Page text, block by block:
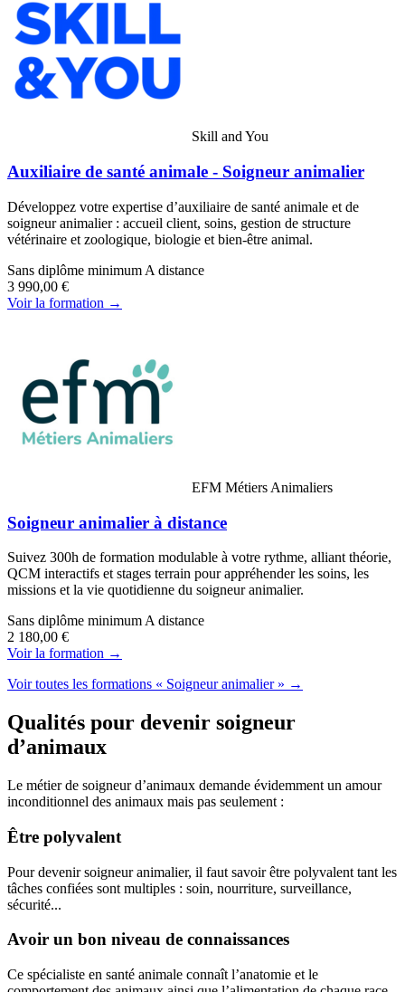
Skill and You
Auxiliaire de santé animale - Soigneur animalier
Développez votre expertise d’auxiliaire de santé animale et de
soigneur animalier : accueil client, soins, gestion de structure
vétérinaire et zoologique, biologie et bien-être animal.
Sans diplôme minimum A distance
3 990,00 €
Voir la formation →
EFM Métiers Animaliers
Soigneur animalier à distance
Suivez 300h de formation modulable à votre rythme, alliant théorie,
QCM interactifs et stages terrain pour appréhender les soins, les
missions et la vie quotidienne du soigneur animalier.
Sans diplôme minimum A distance
2 180,00 €
Voir la formation →
Voir toutes les formations « Soigneur animalier » →
Qualités pour devenir soigneur
d’animaux
Le métier de soigneur d’animaux demande évidemment un amour
inconditionnel des animaux mais pas seulement :
Être polyvalent
Pour devenir soigneur animalier, il faut savoir être polyvalent tant les
tâches confiées sont multiples : soin, nourriture, surveillance,
sécurité...
Avoir un bon niveau de connaissances
Ce spécialiste en santé animale connaît l’anatomie et le